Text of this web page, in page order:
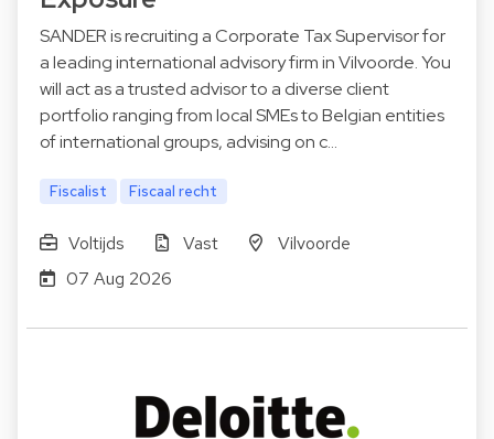
SANDER is recruiting a Corporate Tax Supervisor for
a leading international advisory firm in Vilvoorde. You
will act as a trusted advisor to a diverse client
portfolio ranging from local SMEs to Belgian entities
of international groups, advising on c…
Fiscalist Fiscaal recht
Voltijds Vast
Vilvoorde
07 Aug 2026